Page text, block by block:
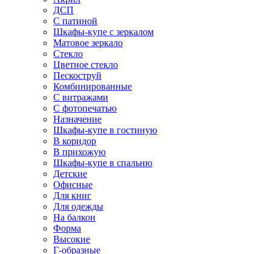
ДСП
С патиной
Шкафы-купе с зеркалом
Матовое зеркало
Стекло
Цветное стекло
Пескоструй
Комбинированные
С витражами
С фотопечатью
Назначение
Шкафы-купе в гостиную
В коридор
В прихожую
Шкафы-купе в спальню
Детские
Офисные
Для книг
Для одежды
На балкон
Форма
Высокие
Г-образные